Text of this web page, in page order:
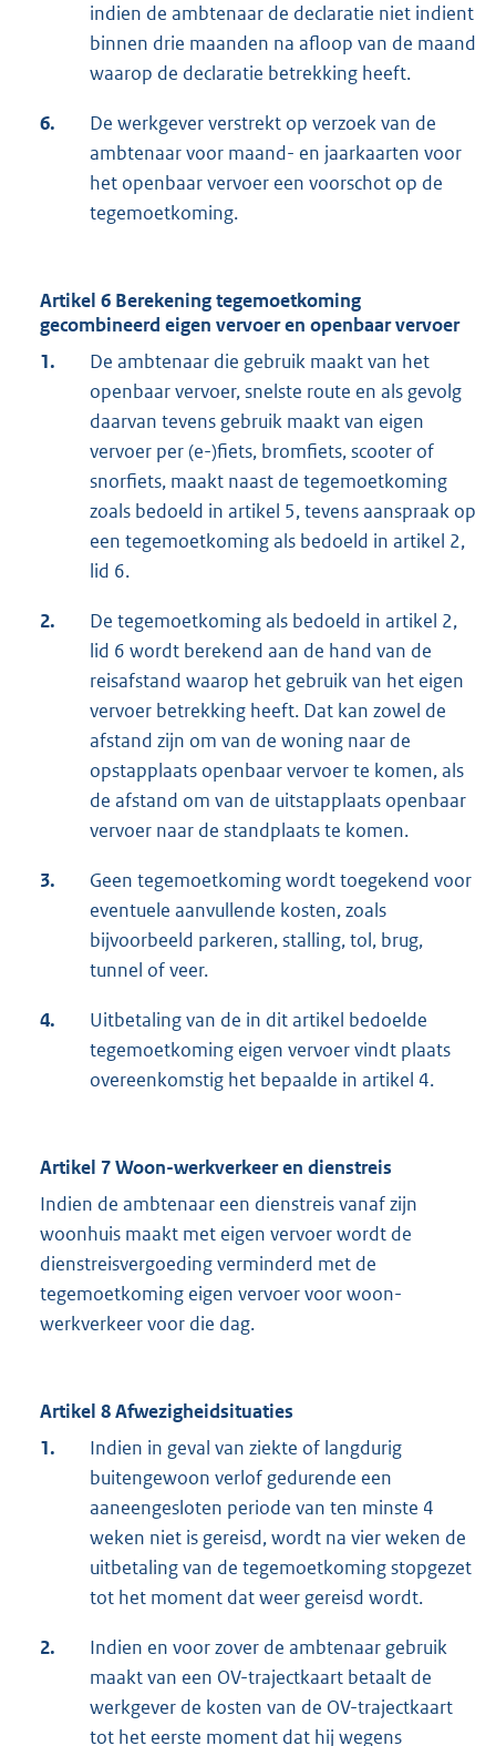
indien de ambtenaar de declaratie niet indient
binnen drie maanden na afloop van de maand
waarop de declaratie betrekking heeft.
6.
De werkgever verstrekt op verzoek van de
ambtenaar voor maand- en jaarkaarten voor
het openbaar vervoer een voorschot op de
tegemoetkoming.
Artikel 6 Berekening tegemoetkoming
gecombineerd eigen vervoer en openbaar vervoer
1.
De ambtenaar die gebruik maakt van het
openbaar vervoer, snelste route en als gevolg
daarvan tevens gebruik maakt van eigen
vervoer per (e-)fiets, bromfiets, scooter of
snorfiets, maakt naast de tegemoetkoming
zoals bedoeld in artikel 5, tevens aanspraak op
een tegemoetkoming als bedoeld in artikel 2,
lid 6.
2.
De tegemoetkoming als bedoeld in artikel 2,
lid 6 wordt berekend aan de hand van de
reisafstand waarop het gebruik van het eigen
vervoer betrekking heeft. Dat kan zowel de
afstand zijn om van de woning naar de
opstapplaats openbaar vervoer te komen, als
de afstand om van de uitstapplaats openbaar
vervoer naar de standplaats te komen.
3.
Geen tegemoetkoming wordt toegekend voor
eventuele aanvullende kosten, zoals
bijvoorbeeld parkeren, stalling, tol, brug,
tunnel of veer.
4.
Uitbetaling van de in dit artikel bedoelde
tegemoetkoming eigen vervoer vindt plaats
overeenkomstig het bepaalde in artikel 4.
Artikel 7 Woon-werkverkeer en dienstreis
Indien de ambtenaar een dienstreis vanaf zijn
woonhuis maakt met eigen vervoer wordt de
dienstreisvergoeding verminderd met de
tegemoetkoming eigen vervoer voor woon-
werkverkeer voor die dag.
Artikel 8 Afwezigheidsituaties
1.
Indien in geval van ziekte of langdurig
buitengewoon verlof gedurende een
aaneengesloten periode van ten minste 4
weken niet is gereisd, wordt na vier weken de
uitbetaling van de tegemoetkoming stopgezet
tot het moment dat weer gereisd wordt.
2.
Indien en voor zover de ambtenaar gebruik
maakt van een OV-trajectkaart betaalt de
werkgever de kosten van de OV-trajectkaart
tot het eerste moment dat hij wegens